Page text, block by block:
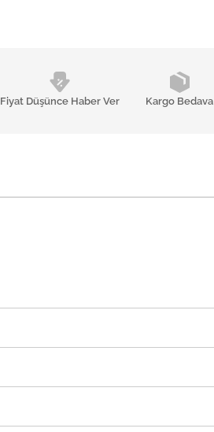
Fiyat Düşünce Haber Ver Kargo Bedava